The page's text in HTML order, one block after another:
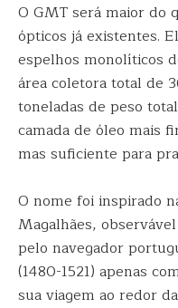
O GMT será maior do
ópticos já existentes.
espelhos monolíticos
área coletora total de
toneladas de peso
camada de óleo mais
mas suficiente para
O nome foi inspirado
Magalhães,
pelo navegador
(1480-1521) apenas
sua viagem ao redor